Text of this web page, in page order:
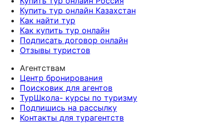
Купить тур онлайн Казахстан
Как найти тур
Как купить тур онлайн
Подписать договор онлайн
Отзывы туристов
Агентствам
Центр бронирования
Поисковик для агентов
ТурШкола- курсы по туризму
Подпишись на рассылку
Контакты для турагентств